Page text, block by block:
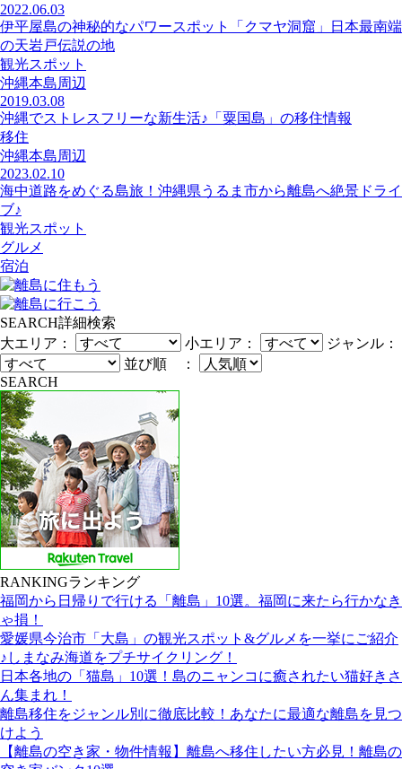
2022.06.03
伊平屋島の神秘的なパワースポット「クマヤ洞窟」日本最南端
の天岩戸伝説の地
観光スポット
沖縄本島周辺
2019.03.08
沖縄でストレスフリーな新生活♪「粟国島」の移住情報
移住
沖縄本島周辺
2023.02.10
海中道路をめぐる島旅！沖縄県うるま市から離島へ絶景ドライ
ブ♪
観光スポット
グルメ
宿泊
SEARCH詳細検索
大エリア：
小エリア：
ジャンル：
並び順 ：
SEARCH
RANKINGランキング
福岡から日帰りで行ける「離島」10選。福岡に来たら行かなき
ゃ損！
愛媛県今治市「大島」の観光スポット&グルメを一挙にご紹介
♪しまなみ海道をプチサイクリング！
日本各地の「猫島」10選！島のニャンコに癒されたい猫好きさ
ん集まれ！
離島移住をジャンル別に徹底比較！あなたに最適な離島を見つ
けよう
【離島の空き家・物件情報】離島へ移住したい方必見！離島の